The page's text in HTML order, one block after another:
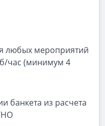
любых мероприятий
час (минимум 4
банкета из расчета